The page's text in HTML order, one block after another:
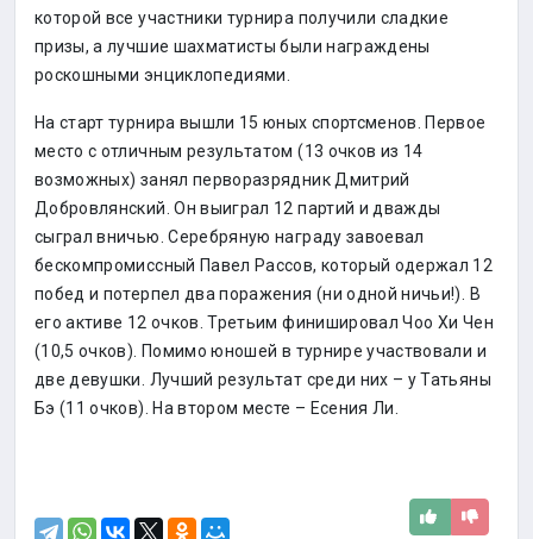
которой все участники турнира получили сладкие
призы, а лучшие шахматисты были награждены
роскошными энциклопедиями.
На старт турнира вышли 15 юных спортсменов. Первое
место с отличным результатом (13 очков из 14
возможных) занял перворазрядник Дмитрий
Добровлянский. Он выиграл 12 партий и дважды
сыграл вничью. Серебряную награду завоевал
бескомпромиссный Павел Рассов, который одержал 12
побед и потерпел два поражения (ни одной ничьи!). В
его активе 12 очков. Третьим финишировал Чоо Хи Чен
(10,5 очков). Помимо юношей в турнире участвовали и
две девушки. Лучший результат среди них – у Татьяны
Бэ (11 очков). На втором месте – Есения Ли.